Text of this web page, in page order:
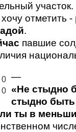
участок.
отметить -
.
павшие
0
0
—
«Не стыдно
стыдно быть
ты в